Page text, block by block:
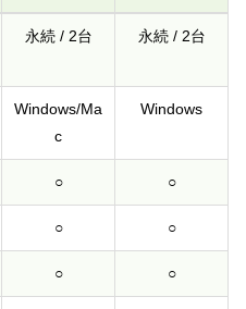
2021
Office Home & Business 2021
Office
永続 / 2台 永続 / 2台
Windows/Ma
c
Windows
○ ○
○ ○
○ ○